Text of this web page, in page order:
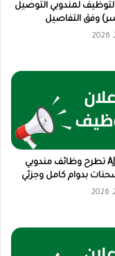
لمندوبي التوصيل
وفق التفاصيل
شركة AJEX تطرح وظائف مندوبي
بدوام كامل وجزئي